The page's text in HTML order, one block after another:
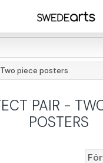
piece posters
PAIR -
POSTERS